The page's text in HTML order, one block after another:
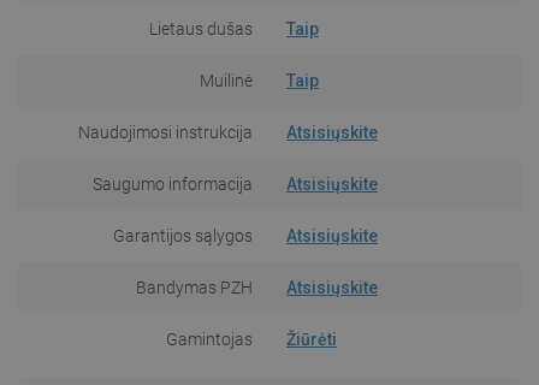
Lietaus dušas Taip
Muilinė Taip
Naudojimosi instrukcija Atsisiųskite
Saugumo informacija Atsisiųskite
Garantijos sąlygos Atsisiųskite
Bandymas PZH Atsisiųskite
Gamintojas Žiūrėti